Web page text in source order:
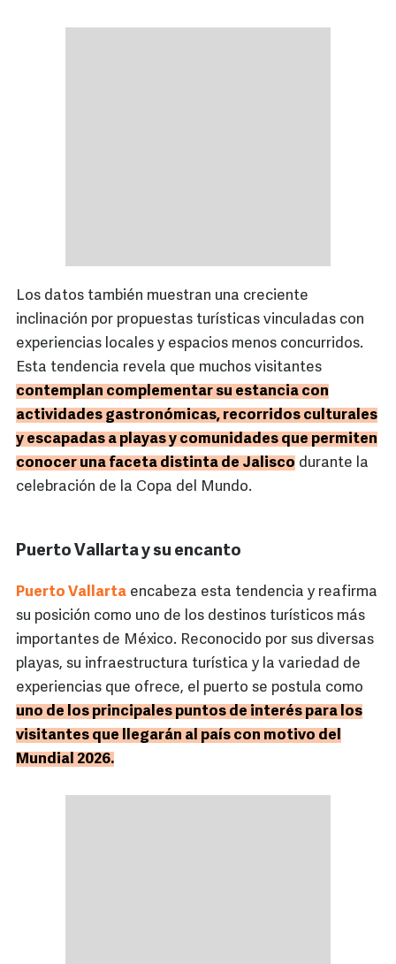
Los datos también muestran una creciente
inclinación por propuestas turísticas vinculadas con
experiencias locales y espacios menos concurridos.
Esta tendencia revela que muchos visitantes
contemplan complementar su estancia con
actividades gastronómicas, recorridos culturales
y escapadas a playas y comunidades que permiten
conocer una faceta distinta de Jalisco durante la
celebración de la Copa del Mundo.
Puerto Vallarta y su encanto
Puerto Vallarta encabeza esta tendencia y reafirma
su posición como uno de los destinos turísticos más
importantes de México. Reconocido por sus diversas
playas, su infraestructura turística y la variedad de
experiencias que ofrece, el puerto se postula como
uno de los principales puntos de interés para los
visitantes que llegarán al país con motivo del
Mundial 2026.